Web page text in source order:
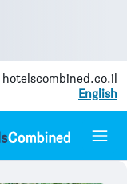
hotelscombined.co.il
English